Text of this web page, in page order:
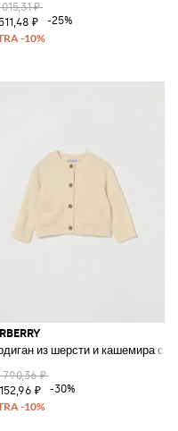
₽
₽
-25%
из шерсти и кашемира с
790,36 ₽
₽
-30%